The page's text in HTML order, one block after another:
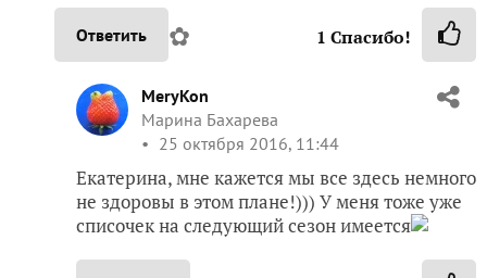
Ответить ✿ 1 Спасибо!
MeryKon
Марина Бахарева
25 октября 2016, 11:44
Екатерина, мне кажется мы все здесь немного
не здоровы в этом плане!))) У меня тоже уже
списочек на следующий сезон имеется